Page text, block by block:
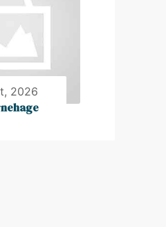
2026